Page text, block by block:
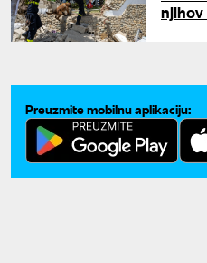
njihov
Preuzmite mobilnu aplikaciju: